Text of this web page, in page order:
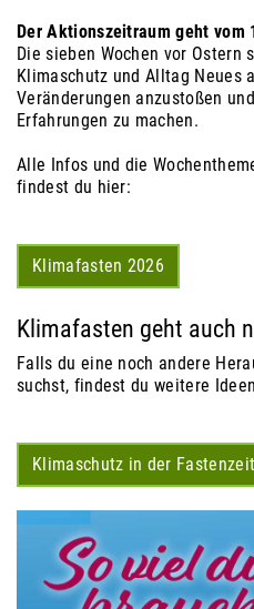
Der Aktionszeitraum geht
Die sieben Wochen vor Ostern
Klimaschutz und Alltag Neues
Veränderungen anzustoßen
Erfahrungen zu machen.
Alle Infos und die
findest du hier:
Klimafasten 2026
Klimafasten geht auch
Falls du eine noch andere
suchst, findest du weitere
Klimaschutz in der Fastenzeit